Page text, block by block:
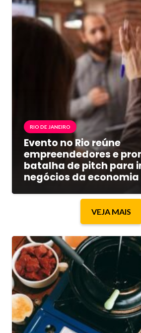
RIO DE JANEIRO
Evento no Rio reúne
empreendedores e
batalha de pitch para
negócios da
VEJA MAIS